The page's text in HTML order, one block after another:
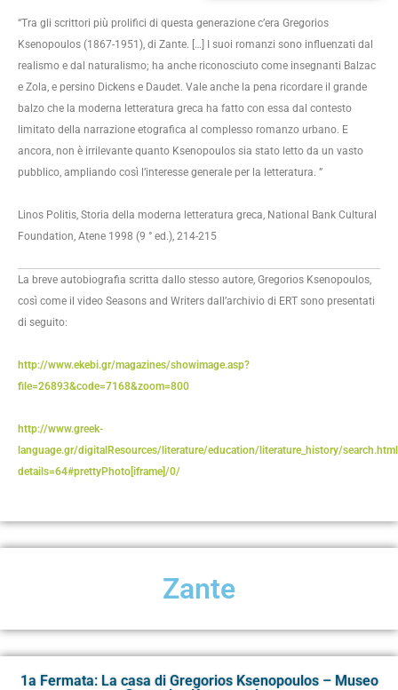
“Tra gli scrittori più prolifici di questa generazione c’era Gregorios
Ksenopoulos (1867-1951), di Zante. […] I suoi romanzi sono influenzati dal
realismo e dal naturalismo; ha anche riconosciuto come insegnanti Balzac
e Zola, e persino Dickens e Daudet. Vale anche la pena ricordare il grande
balzo che la moderna letteratura greca ha fatto con essa dal contesto
limitato della narrazione etografica al complesso romanzo urbano. E
ancora, non è irrilevante quanto Ksenopoulos sia stato letto da un vasto
pubblico, ampliando così l’interesse generale per la letteratura. ”
Linos Politis, Storia della moderna letteratura greca, National Bank Cultural
Foundation, Atene 1998 (9 ° ed.), 214-215
La breve autobiografia scritta dallo stesso autore, Gregorios Ksenopoulos,
così come il video Seasons and Writers dall’archivio di ERT sono presentati
di seguito:
http://www.ekebi.gr/magazines/showimage.asp?
file=26893&code=7168&zoom=800
http://www.greek-
language.gr/digitalResources/literature/education/literature_history/
details=64#prettyPhoto[iframe]/0/
Zante
1a Fermata: La casa di Gregorios Ksenopoulos – Museo